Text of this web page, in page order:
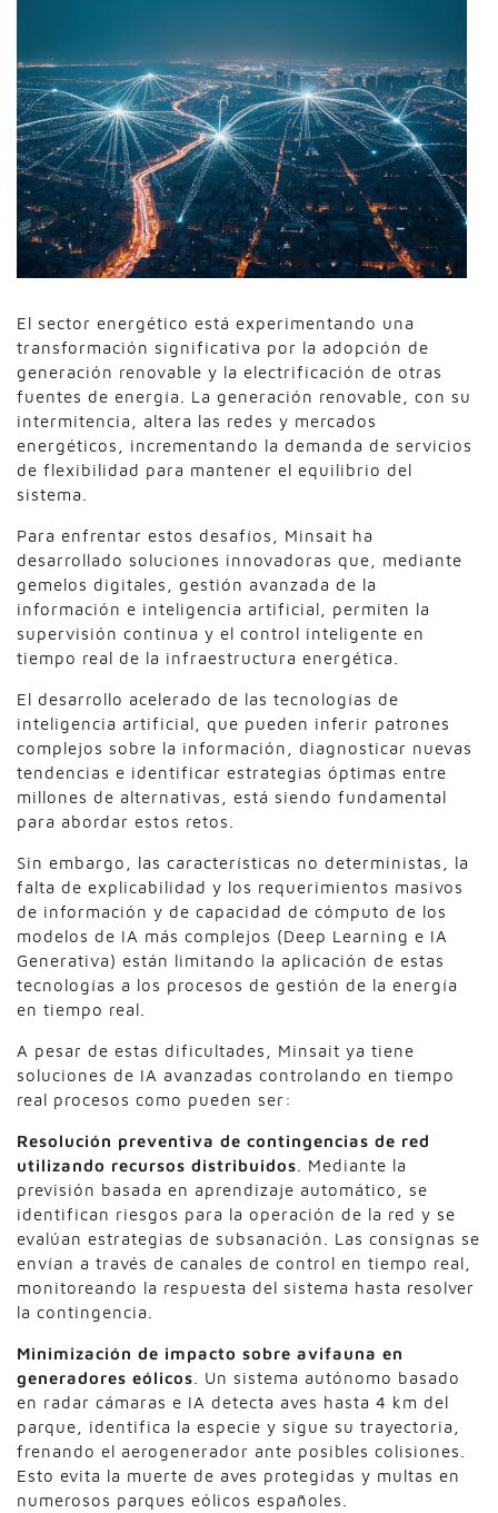
El sector energético está experimentando una
transformación significativa por la adopción de
generación renovable y la electrificación de otras
fuentes de energía. La generación renovable, con su
intermitencia, altera las redes y mercados
energéticos, incrementando la demanda de servicios
de flexibilidad para mantener el equilibrio del
sistema.
Para enfrentar estos desafíos, Minsait ha
desarrollado soluciones innovadoras que, mediante
gemelos digitales, gestión avanzada de la
información e inteligencia artificial, permiten la
supervisión continua y el control inteligente en
tiempo real de la infraestructura energética.
El desarrollo acelerado de las tecnologías de
inteligencia artificial, que pueden inferir patrones
complejos sobre la información, diagnosticar nuevas
tendencias e identificar estrategias óptimas entre
millones de alternativas, está siendo fundamental
para abordar estos retos.
Sin embargo, las características no deterministas, la
falta de explicabilidad y los requerimientos masivos
de información y de capacidad de cómputo de los
modelos de IA más complejos (Deep Learning e IA
Generativa) están limitando la aplicación de estas
tecnologías a los procesos de gestión de la energía
en tiempo real.
A pesar de estas dificultades, Minsait ya tiene
soluciones de IA avanzadas controlando en tiempo
real procesos como pueden ser:
Resolución preventiva de contingencias de red
utilizando recursos distribuidos . Mediante la
previsión basada en aprendizaje automático, se
identifican riesgos para la operación de la red y se
evalúan estrategias de subsanación. Las consignas se
envían a través de canales de control en tiempo real,
monitoreando la respuesta del sistema hasta resolver
la contingencia.
Minimización de impacto sobre avifauna en
generadores eólicos . Un sistema autónomo basado
en radar cámaras e IA detecta aves hasta 4 km del
parque, identifica la especie y sigue su trayectoria,
frenando el aerogenerador ante posibles colisiones.
Esto evita la muerte de aves protegidas y multas en
numerosos parques eólicos españoles.